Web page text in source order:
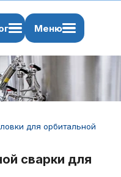
Меню
для орбитальной
сварки для